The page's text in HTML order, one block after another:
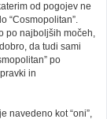
od pogojev ne
“Cosmopolitan”.
po najboljših močeh,
da tudi sami
po
in
navedeno kot “oni”,